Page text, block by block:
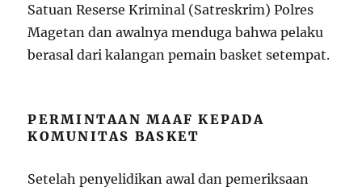
Satuan Reserse Kriminal (Satreskrim) Polres
Magetan dan awalnya menduga bahwa pelaku
berasal dari kalangan pemain basket setempat.
PERMINTAAN MAAF KEPADA
KOMUNITAS BASKET
Setelah penyelidikan awal dan pemeriksaan